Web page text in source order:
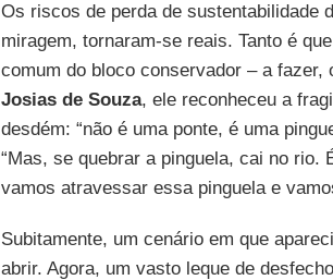
Os riscos de perda de sustentabilidade
miragem, tornaram-se reais. Tanto é
comum do bloco conservador – a
Josias de Souza, ele reconheceu a
desdém: “não é uma ponte, é uma
“Mas, se quebrar a pinguela, cai no rio.
vamos atravessar essa pinguela e
Subitamente, um cenário em que
abrir. Agora, um vasto leque de